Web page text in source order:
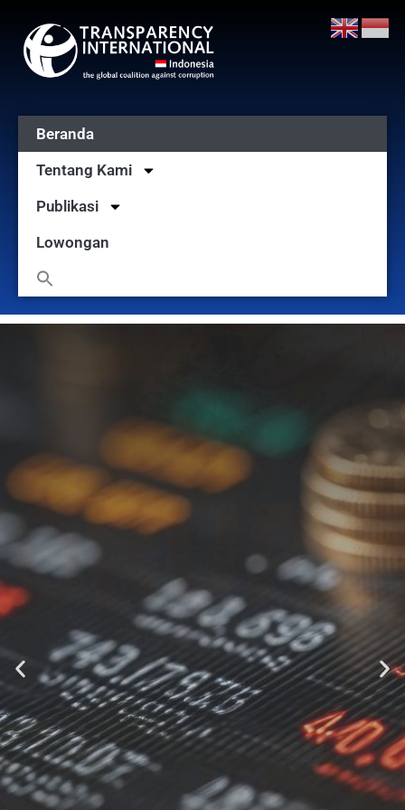
Beranda
Tentang Kami
Publikasi
Lowongan